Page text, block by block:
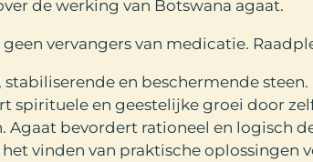
de werking van Botswana agaat.
geen vervangers van medicatie.
stabiliserende en beschermende
spirituele en geestelijke groei door
Agaat bevordert rationeel en logisch
vinden van praktische oplossingen